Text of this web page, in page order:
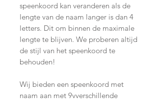
speenkoord kan veranderen als de
lengte van de naam langer is dan 4
letters. Dit om binnen de maximale
lengte te blijven. We proberen altijd
de stijl van het speenkoord te
behouden!
Wij bieden een speenkoord met
naam aan met 9vverschillende